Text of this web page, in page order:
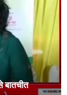
बातचीत